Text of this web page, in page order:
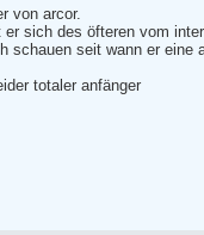
von arcor.
sich des öfteren vom
schauen seit wann er
totaler anfänger